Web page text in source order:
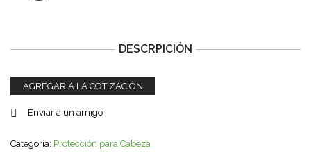
DESCRPICIÓN
AGREGAR A LA COTIZACIÓN
Enviar a un amigo
Categoría: Protección para Cabeza